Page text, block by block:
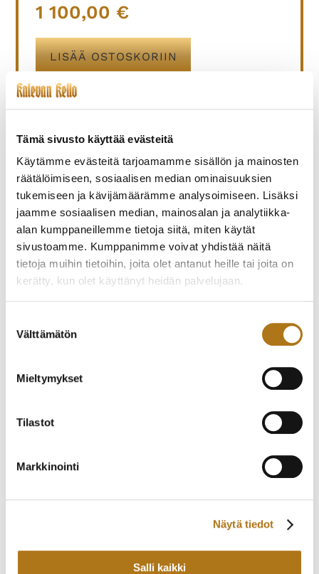
Tämä sivusto käyttää evästeitä
Käytämme evästeitä tarjoamamme sisällön ja mainosten
räätälöimiseen, sosiaalisen median ominaisuuksien
tukemiseen ja kävijämäärämme analysoimiseen. Lisäksi
jaamme sosiaalisen median, mainosalan ja analytiikka-
alan kumppaneillemme tietoja siitä, miten käytät
sivustoamme. Kumppanimme voivat yhdistää näitä
tietoja muihin tietoihin, joita olet antanut heille tai joita on
kerätty, kun olet käyttänyt heidän palvelujaan.
valinta
Välttämätön
Mieltymykset
Tilastot
Markkinointi
Näytä tiedot
Salli kaikki
1 100,00 €
LISÄÄ OSTOSKORIIN
TUTUSTU MYÖS
590,00
MATIC
KRONO